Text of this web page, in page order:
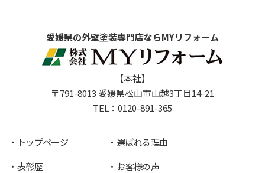
愛媛県の外壁塗装専門店ならMYリフォーム
【本社】
〒791-8013 愛媛県松山市山越3丁目14-21
TEL： 0120-891-365
トップページ
選ばれる理由
表彰歴
お客様の声